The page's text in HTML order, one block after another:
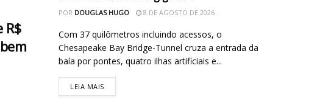
R$
POR DOUGLAS HUGO 8 DE AGOSTO DE 2026
Com 37 quilômetros incluindo acessos, o
Chesapeake Bay Bridge-Tunnel cruza a entrada da
baía por pontes, quatro ilhas artificiais e...
LEIA MAIS